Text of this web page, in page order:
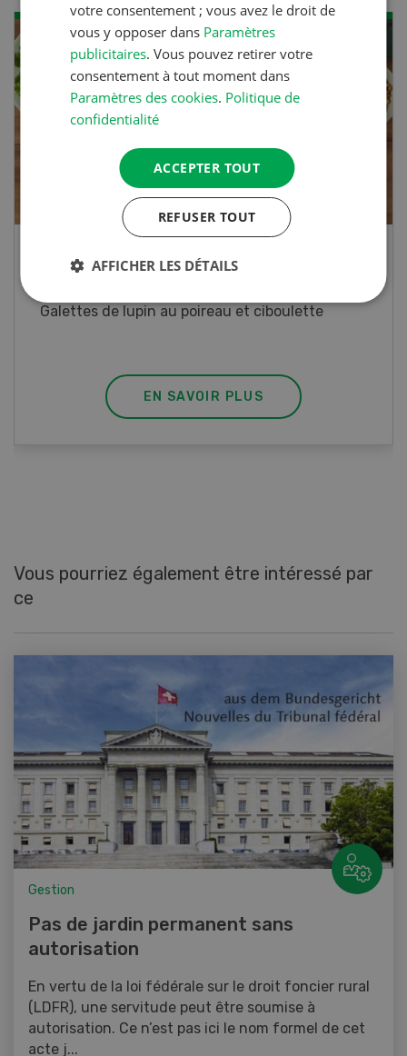
Rouleaux de printemps
Rouleaux de printemps aux poulet
EN SAVOIR PLUS
Vous pourriez également être intéressé par
ce
Gestion
Pas de jardin permanent sans
autorisation
En vertu de la loi fédérale sur le droit foncier rural
(LDFR), une servitude peut être soumise à
autorisation. Ce n’est pas ici le nom formel de cet
acte j...
votre consentement ; vous avez le droit de
vous y opposer dans Paramètres
publicitaires. Vous pouvez retirer votre
consentement à tout moment dans
Paramètres des cookies. Politique de
confidentialité
ACCEPTER TOUT
REFUSER TOUT
AFFICHER LES DÉTAILS